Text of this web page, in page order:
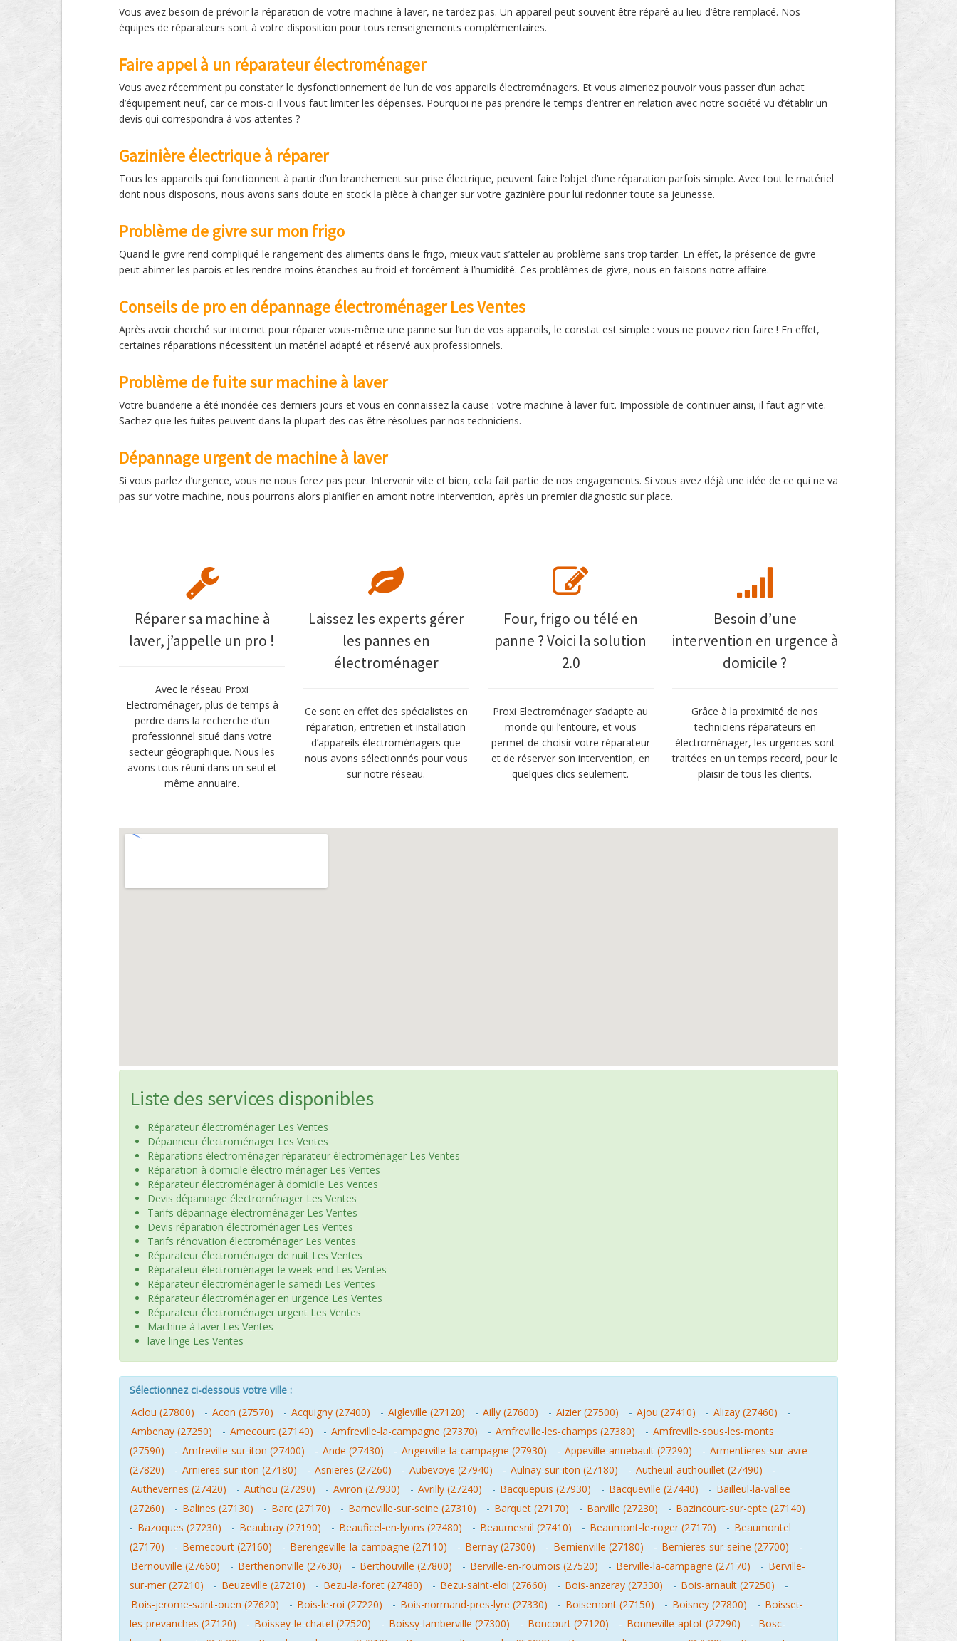
Vous avez besoin de prévoir la réparation de votre machine à laver, ne tardez pas. Un appareil peut souvent être réparé au lieu d’être remplacé. Nos
équipes de réparateurs sont à votre disposition pour tous renseignements complémentaires.
Faire appel à un réparateur électroménager
Vous avez récemment pu constater le dysfonctionnement de l’un de vos appareils électroménagers. Et vous aimeriez pouvoir vous passer d’un achat
d’équipement neuf, car ce mois-ci il vous faut limiter les dépenses. Pourquoi ne pas prendre le temps d’entrer en relation avec notre société vu d’établir un
devis qui correspondra à vos attentes ?
Gazinière électrique à réparer
Tous les appareils qui fonctionnent à partir d’un branchement sur prise électrique, peuvent faire l’objet d’une réparation parfois simple. Avec tout le matériel
dont nous disposons, nous avons sans doute en stock la pièce à changer sur votre gazinière pour lui redonner toute sa jeunesse.
Problème de givre sur mon frigo
Quand le givre rend compliqué le rangement des aliments dans le frigo, mieux vaut s’atteler au problème sans trop tarder. En effet, la présence de givre
peut abimer les parois et les rendre moins étanches au froid et forcément à l’humidité. Ces problèmes de givre, nous en faisons notre affaire.
Conseils de pro en dépannage électroménager Les Ventes
Après avoir cherché sur internet pour réparer vous-même une panne sur l’un de vos appareils, le constat est simple : vous ne pouvez rien faire ! En effet,
certaines réparations nécessitent un matériel adapté et réservé aux professionnels.
Problème de fuite sur machine à laver
Votre buanderie a été inondée ces derniers jours et vous en connaissez la cause : votre machine à laver fuit. Impossible de continuer ainsi, il faut agir vite.
Sachez que les fuites peuvent dans la plupart des cas être résolues par nos techniciens.
Dépannage urgent de machine à laver
Si vous parlez d’urgence, vous ne nous ferez pas peur. Intervenir vite et bien, cela fait partie de nos engagements. Si vous avez déjà une idée de ce qui ne va
pas sur votre machine, nous pourrons alors planifier en amont notre intervention, après un premier diagnostic sur place.
Réparer sa machine à
laver, j’appelle un pro !
Avec le réseau Proxi
Electroménager, plus de temps à
perdre dans la recherche d’un
professionnel situé dans votre
secteur géographique. Nous les
avons tous réuni dans un seul et
même annuaire.
Laissez les experts gérer
les pannes en
électroménager
Ce sont en effet des spécialistes en
réparation, entretien et installation
d’appareils électroménagers que
nous avons sélectionnés pour vous
sur notre réseau.
Four, frigo ou télé en
panne ? Voici la solution
2.0
Proxi Electroménager s’adapte au
monde qui l’entoure, et vous
permet de choisir votre réparateur
et de réserver son intervention, en
quelques clics seulement.
Besoin d’une
intervention en urgence à
domicile ?
Grâce à la proximité de nos
techniciens réparateurs en
électroménager, les urgences sont
traitées en un temps record, pour le
plaisir de tous les clients.
Liste des services disponibles
Réparateur électroménager Les Ventes
Dépanneur électroménager Les Ventes
Réparations électroménager réparateur électroménager Les Ventes
Réparation à domicile électro ménager Les Ventes
Réparateur électroménager à domicile Les Ventes
Devis dépannage électroménager Les Ventes
Tarifs dépannage électroménager Les Ventes
Devis réparation électroménager Les Ventes
Tarifs rénovation électroménager Les Ventes
Réparateur électroménager de nuit Les Ventes
Réparateur électroménager le week-end Les Ventes
Réparateur électroménager le samedi Les Ventes
Réparateur électroménager en urgence Les Ventes
Réparateur électroménager urgent Les Ventes
Machine à laver Les Ventes
lave linge Les Ventes
Sélectionnez ci-dessous votre ville :
Aclou (27800)
- Acon (27570) - Acquigny (27400) - Aigleville (27120) - Ailly (27600) - Aizier (27500) - Ajou (27410) - Alizay (27460)
-
Ambenay (27250)
- Amecourt (27140) - Amfreville-la-campagne (27370) - Amfreville-les-champs (27380) - Amfreville-sous-les-monts
(27590)
- Amfreville-sur-iton (27400) - Ande (27430) - Angerville-la-campagne (27930) - Appeville-annebault (27290) - Armentieres-sur-avre
(27820)
- Arnieres-sur-iton (27180) - Asnieres (27260) - Aubevoye (27940) - Aulnay-sur-iton (27180) - Autheuil-authouillet (27490)
-
Authevernes (27420)
- Authou (27290) - Aviron (27930) - Avrilly (27240) - Bacquepuis (27930) - Bacqueville (27440) - Bailleul-la-vallee
(27260)
- Balines (27130) - Barc (27170) - Barneville-sur-seine (27310) - Barquet (27170) - Barville (27230) - Bazincourt-sur-epte (27140)
- Bazoques (27230) - Beaubray (27190) - Beauficel-en-lyons (27480) - Beaumesnil (27410) - Beaumont-le-roger (27170) - Beaumontel
(27170)
- Bemecourt (27160) - Berengeville-la-campagne (27110) - Bernay (27300) - Bernienville (27180) - Bernieres-sur-seine (27700)
-
Bernouville (27660)
- Berthenonville (27630) - Berthouville (27800) - Berville-en-roumois (27520) - Berville-la-campagne (27170) - Berville-
sur-mer (27210)
- Beuzeville (27210) - Bezu-la-foret (27480) - Bezu-saint-eloi (27660) - Bois-anzeray (27330) - Bois-arnault (27250)
-
Bois-jerome-saint-ouen (27620)
- Bois-le-roi (27220) - Bois-normand-pres-lyre (27330) - Boisemont (27150) - Boisney (27800) - Boisset-
les-prevanches (27120)
- Boissey-le-chatel (27520) - Boissy-lamberville (27300) - Boncourt (27120) - Bonneville-aptot (27290) - Bosc-